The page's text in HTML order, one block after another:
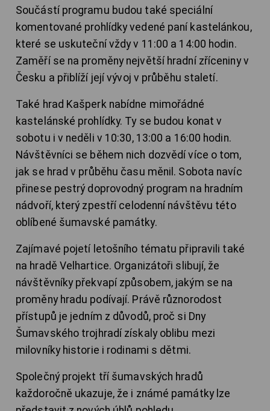
Součástí programu budou také speciální
komentované prohlídky vedené paní kastelánkou,
které se uskuteční vždy v 11:00 a 14:00 hodin.
Zaměří se na proměny největší hradní zříceniny v
Česku a přiblíží její vývoj v průběhu staletí.
Také hrad Kašperk nabídne mimořádné
kastelánské prohlídky. Ty se budou konat v
sobotu i v neděli v 10:30, 13:00 a 16:00 hodin.
Návštěvníci se během nich dozvědí více o tom,
jak se hrad v průběhu času měnil. Sobota navíc
přinese pestrý doprovodný program na hradním
nádvoří, který zpestří celodenní návštěvu této
oblíbené šumavské památky.
Zajímavé pojetí letošního tématu připravili také
na hradě Velhartice. Organizátoři slibují, že
návštěvníky překvapí způsobem, jakým se na
proměny hradu podívají. Právě různorodost
přístupů je jedním z důvodů, proč si Dny
Šumavského trojhradí získaly oblibu mezi
milovníky historie i rodinami s dětmi.
Společný projekt tří šumavských hradů
každoročně ukazuje, že i známé památky lze